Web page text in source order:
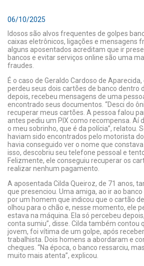
06/10/2025
Idosos são alvos frequentes de golpes
caixas eletrônicos, ligações e mensagens
alguns aposentados acreditam que ir
bancos e evitar serviços online são uma
fraudes.
É o caso de Geraldo Cardoso de
perdeu seus dois cartões de banco dentro
depois, recebeu mensagens de uma
encontrado seus documentos. “Desci do
recuperar meus cartões. A pessoa falou
antes pediu um PIX como recompensa. Aí
o meu sobrinho, que é da polícia”, relatou.
haviam sido encontrados pelo motorista
havia conseguido ver o nome que
isso, descobriu seu telefone pessoal e
Felizmente, ele conseguiu recuperar os
realizar nenhum pagamento.
A aposentada Cilda Queiroz, de 71 anos,
que presenciou. Uma amiga, ao ir ao
por um homem que indicou que o cartão
olhou para o chão e, nesse momento, ele
estava na máquina. Ela só percebeu
conta sumiu”, disse. Cilda também contou
jovem, foi vítima de um golpe, após
trabalhista. Dois homens a abordaram e
cheques. “Na época, o banco ressarciu,
muito mais atenta”, explicou.